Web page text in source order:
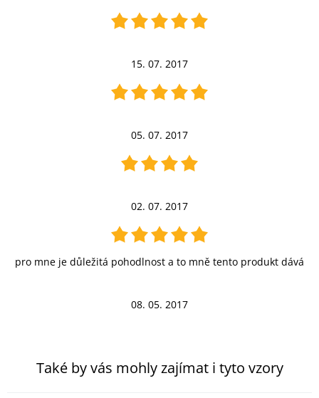
15. 07. 2017
05. 07. 2017
02. 07. 2017
pro mne je důležitá pohodlnost a to mně tento produkt dává
08. 05. 2017
Také by vás mohly zajímat i tyto vzory